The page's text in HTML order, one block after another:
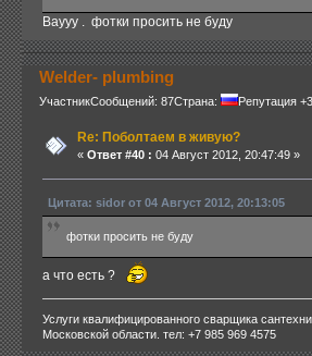
Ваууу . фотки просить не буду
Welder- plumbing
УчастникСообщений: 87Страна: Репутация
Re: Поболтаем в живую?
« Ответ #40 : 04 Август 2012, 20:47:49 »
Цитата: sidor от 04 Август 2012, 20:13:05
фотки просить не буду
а что есть ?
Услуги квалифицированного сварщика
Московской области. тел: +7 985 969 4575